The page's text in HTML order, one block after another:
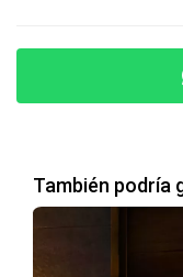
fortalecer esa
permite que
El efecto
También podría